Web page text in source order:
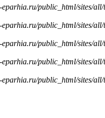
public_html/sites/all/
public_html/sites/all/
public_html/sites/all/
public_html/sites/all/
public_html/sites/all/